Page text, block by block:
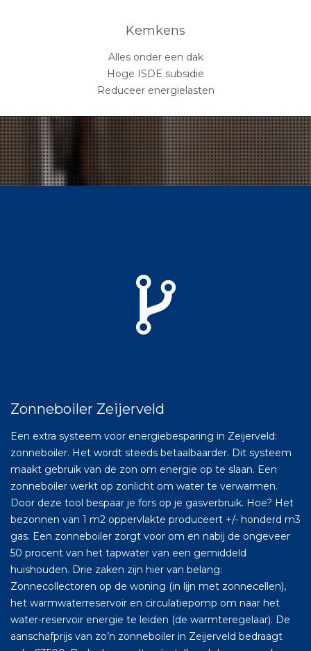
Kemkens
Alles onder een dak
Hoge ISDE subsidie
Reduceer energielasten
Zonneboiler Zeijerveld
Een extra systeem voor energiebesparing in Zeijerveld:
zonneboiler. Het wordt steeds betaalbaarder. Dit systeem
maakt gebruik van de zon om energie op te slaan. Een
zonneboiler werkt op zonlicht om water te verwarmen.
Door deze tool bespaar je fors op je gasverbruik. Hoe? Het
bezonnen van 1 m2 oppervlakte produceert +/- honderd m3
gas. Een zonneboiler zorgt voor om en nabij de ongeveer
50 procent van het tapwater van een gemiddeld
huishouden. Drie zaken zijn hier van belang:
Zonnecollectoren op de woning (in lijn met zonnecellen),
het warmwaterreservoir en circulatiepomp om naar het
water-reservoir energie te leiden (de warmteregelaar). De
aanschafprijs van zo’n zonneboiler in Zeijerveld bedraagt